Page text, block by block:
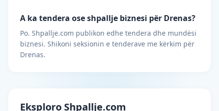
A ka tendera ose shpallje biznesi për Drenas?
Po. Shpallje.com publikon edhe tendera dhe mundësi
biznesi. Shikoni seksionin e tenderave me kërkim për
Drenas.
Eksploro Shpallje.com